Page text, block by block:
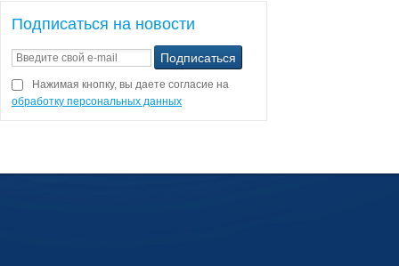
Подписаться на новости
Нажимая кнопку, вы даете согласие на
обработку персональных данных